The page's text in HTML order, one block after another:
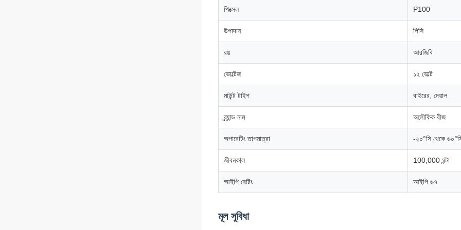
পিক্সেল P100
উপাদান পিসি
রঙ আরজিবি
ভোল্টেজ ১২ ভোল্ট
মাউন্ট টাইপ বাইরের, দেয়াল
ব্র্যান্ড নাম অলৌকিক বীজ
অপারেটিং তাপমাত্রা -২০°সি থেকে
জীবনকাল 100,000 ঘন্টা
আইপি রেটিং আইপি ৬৭
মূল সুবিধা